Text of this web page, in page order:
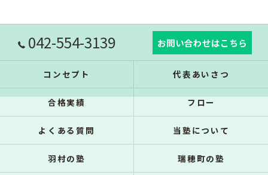
042-554-3139 お問い合わせはこちら
コンセプト 代表あいさつ
合格実績 フロー
よくある質問 当塾について
羽村の塾 瑞穂町の塾